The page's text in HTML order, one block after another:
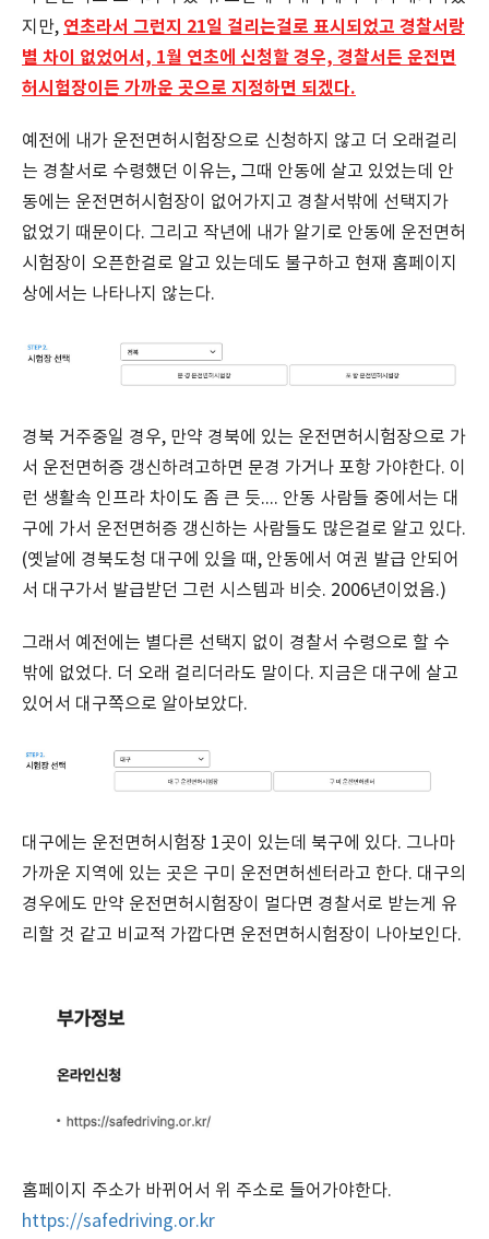
지만, 연초라서 그런지 21일 걸리는걸로 표시되었고 경찰서랑
별 차이 없었어서, 1월 연초에 신청할 경우, 경찰서든 운전면
허시험장이든 가까운 곳으로 지정하면 되겠다.
예전에 내가 운전면허시험장으로 신청하지 않고 더 오래걸리
는 경찰서로 수령했던 이유는, 그때 안동에 살고 있었는데 안
동에는 운전면허시험장이 없어가지고 경찰서밖에 선택지가
없었기 때문이다. 그리고 작년에 내가 알기로 안동에 운전면허
시험장이 오픈한걸로 알고 있는데도 불구하고 현재 홈페이지
상에서는 나타나지 않는다.
경북 거주중일 경우, 만약 경북에 있는 운전면허시험장으로 가
서 운전면허증 갱신하려고하면 문경 가거나 포항 가야한다. 이
런 생활속 인프라 차이도 좀 큰 듯.... 안동 사람들 중에서는 대
구에 가서 운전면허증 갱신하는 사람들도 많은걸로 알고 있다.
(옛날에 경북도청 대구에 있을 때, 안동에서 여권 발급 안되어
서 대구가서 발급받던 그런 시스템과 비슷. 2006년이었음.)
그래서 예전에는 별다른 선택지 없이 경찰서 수령으로 할 수
밖에 없었다. 더 오래 걸리더라도 말이다. 지금은 대구에 살고
있어서 대구쪽으로 알아보았다.
대구에는 운전면허시험장 1곳이 있는데 북구에 있다. 그나마
가까운 지역에 있는 곳은 구미 운전면허센터라고 한다. 대구의
경우에도 만약 운전면허시험장이 멀다면 경찰서로 받는게 유
리할 것 같고 비교적 가깝다면 운전면허시험장이 나아보인다.
홈페이지 주소가 바뀌어서 위 주소로 들어가야한다.
https://safedriving.or.kr